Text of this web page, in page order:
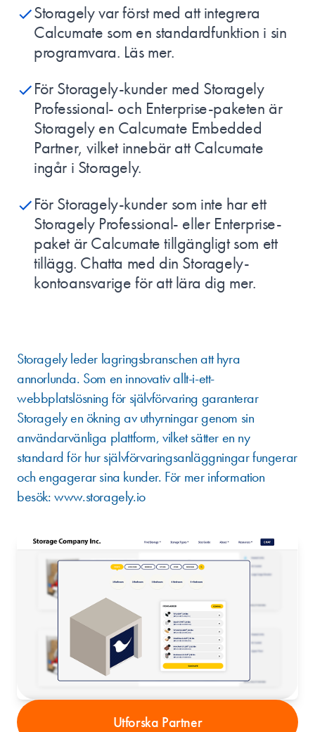
Storagely var först med att integrera
Calcumate som en standardfunktion i sin
programvara. Läs mer.
För Storagely-kunder med Storagely
Professional- och Enterprise-paketen är
Storagely en Calcumate Embedded
Partner, vilket innebär att Calcumate
ingår i Storagely.
För Storagely-kunder som inte har ett
Storagely Professional- eller Enterprise-
paket är Calcumate tillgängligt som ett
tillägg. Chatta med din Storagely-
kontoansvarige för att lära dig mer.
Storagely leder lagringsbranschen att hyra
annorlunda. Som en innovativ allt-i-ett-
webbplatslösning för självförvaring garanterar
Storagely en ökning av uthyrningar genom sin
användarvänliga plattform, vilket sätter en ny
standard för hur självförvaringsanläggningar fungerar
och engagerar sina kunder. För mer information
besök:www.storagely.io
Utforska Partner